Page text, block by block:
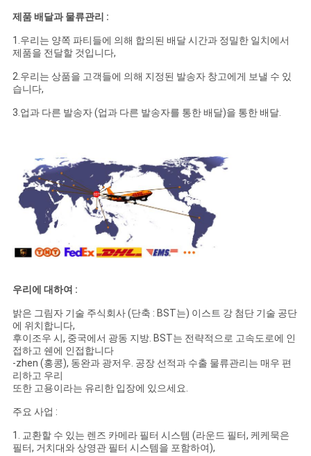
제품 배달과 물류관리 :
1.우리는 양쪽 파티들에 의해 합의된 배달 시간과 정밀한 일치에서
제품을 전달할 것입니다,
2.우리는 상품을 고객들에 의해 지정된 발송자 창고에게 보낼 수 있
습니다,
3.업과 다른 발송자 (업과 다른 발송자를 통한 배달)을 통한 배달.
우리에 대하여 :
밝은 그림자 기술 주식회사 (단축 : BST는) 이스트 강 첨단 기술 공단
에 위치합니다,
후이조우 시, 중국에서 광동 지방. BST는 전략적으로 고속도로에 인
접하고 쉔에 인접합니다
-zhen (홍콩), 동완과 광저우. 공장 선적과 수출 물류관리는 매우 편
리하고 우리
또한 고용이라는 유리한 입장에 있으세요.
주요 사업 :
1. 교환할 수 있는 렌즈 카메라 필터 시스템 (라운드 필터, 케케묵은
필터, 거치대와 상영관 필터 시스템을 포함하여),